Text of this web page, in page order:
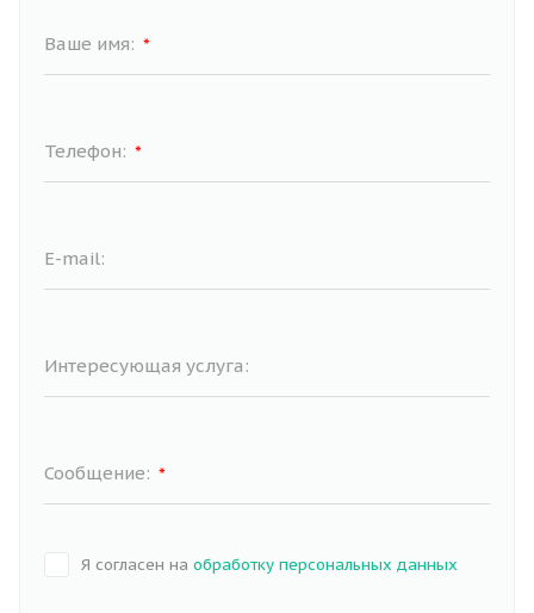
Ваше имя: *
Телефон: *
E-mail:
Интересующая услуга:
Сообщение: *
Я согласен на обработку персональных данных